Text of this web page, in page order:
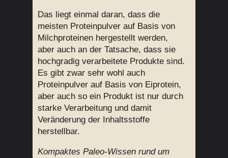
Das liegt einmal daran, dass die
meisten Proteinpulver auf Basis von
Milchproteinen hergestellt werden,
aber auch an der Tatsache, dass sie
hochgradig verarbeitete Produkte sind.
Es gibt zwar sehr wohl auch
Proteinpulver auf Basis von Eiprotein,
aber auch so ein Produkt ist nur durch
starke Verarbeitung und damit
Veränderung der Inhaltsstoffe
herstellbar.
Kompaktes Paleo-Wissen rund um